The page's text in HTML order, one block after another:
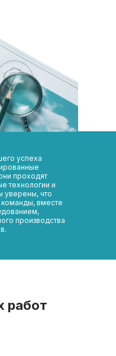
успеха
проходят
технологии и
уверены, что
вместе
производства
работ